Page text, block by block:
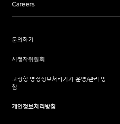
Careers
문의하기
시청자위원회
고정형 영상정보처리기기 운영/관리 방
침
개인정보처리방침